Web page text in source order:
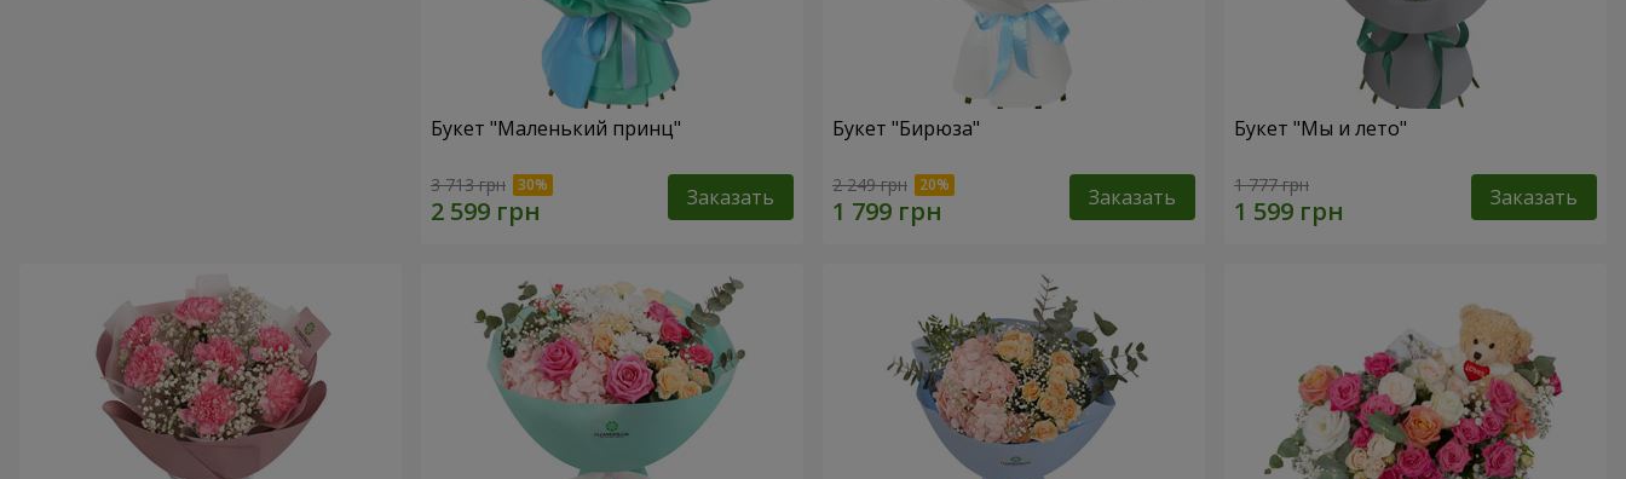
Букет "Маленький принц"
3 713 грн Заказать
Букет "Бирюза"
2 249 грн Заказать
Букет "Мы и лето"
1 777 грн Заказать